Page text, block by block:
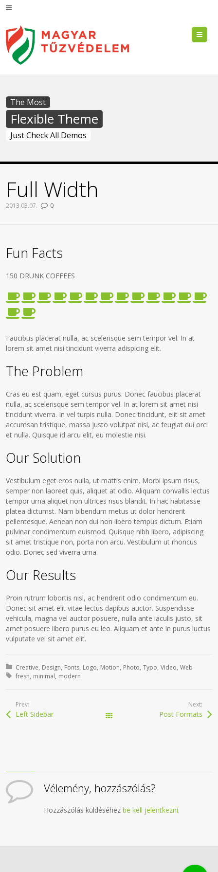
Just Check All Demos
Flexible Theme
The Most
Full Width
2013.03.07. 0
Fun Facts
150 DRUNK COFFEES
Faucibus placerat nulla, ac scelerisque sem tempor vel. In at
lorem sit amet nisi tincidunt viverra adispicing elit.
The Problem
Cras eu est quam, eget cursus purus. Donec faucibus placerat
nulla, ac scelerisque sem tempor vel. In at lorem sit amet nisi
tincidunt viverra. In vel turpis nulla. Donec tincidunt, elit sit amet
accumsan tristique, massa justo volutpat nisl, ac feugiat dui orci
et nulla. Quisque id arcu elit, eu molestie nisi.
Our Solution
Vestibulum eget eros nulla, ut mattis enim. Morbi ipsum risus,
semper non laoreet quis, aliquet at odio. Aliquam convallis lectus
tempor urna aliquet non ultrices risus blandit. In hac habitasse
platea dictumst. Nam bibendum metus ut dolor hendrerit
pellentesque. Aenean non dui non libero tempus dictum. Etiam
pulvinar condimentum euismod. Quisque nibh libero, adipiscing
sit amet tristique non, porta non arcu. Vestibulum ut rhoncus
odio. Donec sed viverra urna.
Our Results
Proin rutrum lobortis nisl, ac hendrerit odio condimentum eu.
Donec sit amet elit vitae lectus dapibus auctor. Suspendisse
vehicula, magna vel auctor posuere, nulla ante iaculis justo, sit
amet posuere libero purus eu leo. Aliquam et ante in purus luctus
vulputate vel sit amet elit.
Posted in:
Creative Design Fonts Logo Motion Photo Typo Video Web
Tagged with:
fresh minimal modern
Prev:
Left Sidebar
Next:
Post Formats
Vélemény, hozzászólás?
Hozzászólás küldéséhezbe kell jelentkezni.